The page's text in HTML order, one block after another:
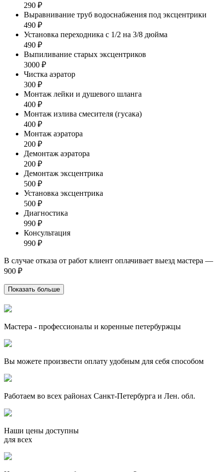
290 ₽
Выравнивание труб водоснабжения под эксцентрики
490 ₽
Установка переходника с 1/2 на 3/8 дюйма
490 ₽
Выпиливание старых эксцентриков
3000 ₽
Чистка аэратор
300 ₽
Монтаж лейки и душевого шланга
400 ₽
Монтаж излива смесителя (гусака)
400 ₽
Монтаж аэратора
200 ₽
Демонтаж аэратора
200 ₽
Демонтаж эксцентрика
500 ₽
Установка эксцентрика
500 ₽
Диагностика
990 ₽
Консультация
990 ₽
В случае отказа от работ клиент оплачивает выезд мастера —
900 ₽
Показать больше
Мастера - профессионалы и коренные петербуржцы
Вы можете произвести оплату удобным для себя способом
Работаем во всех районах Санкт-Петербурга и Лен. обл.
Наши цены доступны
для всех